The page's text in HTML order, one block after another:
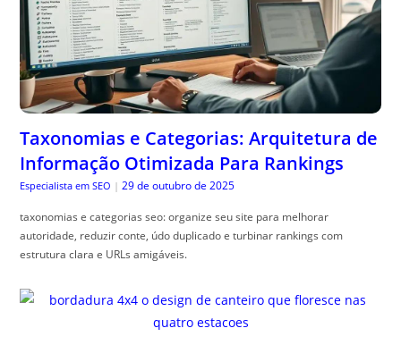
Taxonomias e Categorias: Arquitetura de
Informação Otimizada Para Rankings
Especialista em SEO | 29 de outubro de 2025
taxonomias e categorias seo: organize seu site para melhorar
autoridade, reduzir conte, údo duplicado e turbinar rankings com
estrutura clara e URLs amigáveis.